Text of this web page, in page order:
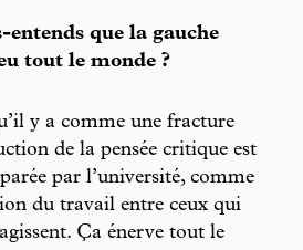
entends que la gauche
tout le monde ?
y a comme une fracture
de la pensée critique est
par l’université, comme
du travail entre ceux qui
Ça énerve tout le